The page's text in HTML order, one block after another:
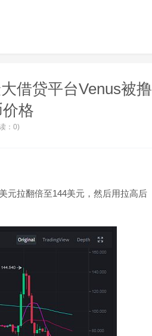
借贷平台Venus被撸
格
：0)
元拉翻倍至144美元，然后用拉高后